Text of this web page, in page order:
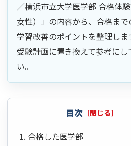
／横浜市立大学医学部 合格体験
女性）」の内容から、合格まで
学習改善のポイントを整理しま
受験計画に置き換えて参考にし
い。
目次
合格した医学部